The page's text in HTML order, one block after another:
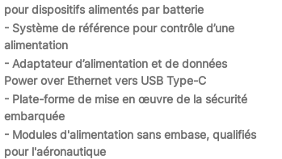
pour dispositifs alimentés par batterie
- Système de référence pour contrôle d’une
alimentation
- Adaptateur d’alimentation et de données
Power over Ethernet vers USB Type-C
- Plate-forme de mise en œuvre de la sécurité
embarquée
- Modules d'alimentation sans embase, qualifiés
pour l'aéronautique